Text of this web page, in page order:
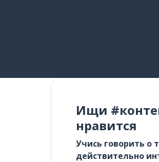
Ищи
нравится
Учись говорить о
действительно